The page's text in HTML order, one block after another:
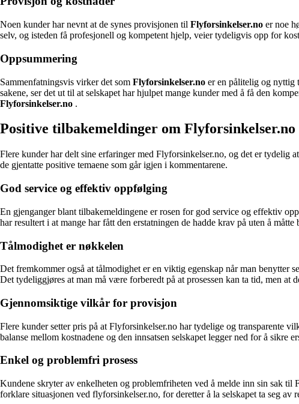
Noen kunder har nevnt at de synes provisjonen til Flyforsinkelser.no er noe
selv, og isteden få profesjonell og kompetent hjelp, veier tydeligvis opp for
Oppsummering
Sammenfatningsvis virker det som Flyforsinkelser.no er en pålitelig og nyttig
sakene, ser det ut til at selskapet har hjulpet mange kunder med å få den
Flyforsinkelser.no .
Positive tilbakemeldinger om Flyforsinkelser.no
Flere kunder har delt sine erfaringer med Flyforsinkelser.no, og det er tydelig
de gjentatte positive temaene som går igjen i kommentarene.
God service og effektiv oppfølging
En gjenganger blant tilbakemeldingene er rosen for god service og effektiv
har resultert i at mange har fått den erstatningen de hadde krav på uten å
Tålmodighet er nøkkelen
Det fremkommer også at tålmodighet er en viktig egenskap når man benytter
Det tydeliggjøres at man må være forberedt på at prosessen kan ta tid, men at
Gjennomsiktige vilkår for provisjon
Flere kunder setter pris på at Flyforsinkelser.no har tydelige og transparente
balanse mellom kostnadene og den innsatsen selskapet legger ned for å sikre
Enkel og problemfri prosess
Kundene skryter av enkelheten og problemfriheten ved å melde inn sin sak til
forklare situasjonen ved flyforsinkelser.no, for deretter å la selskapet ta seg av